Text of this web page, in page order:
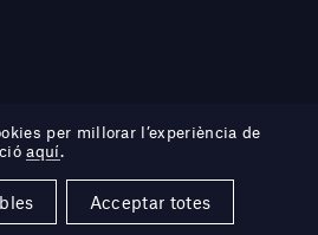
per millorar l’experiència de
aquí.
Acceptar totes